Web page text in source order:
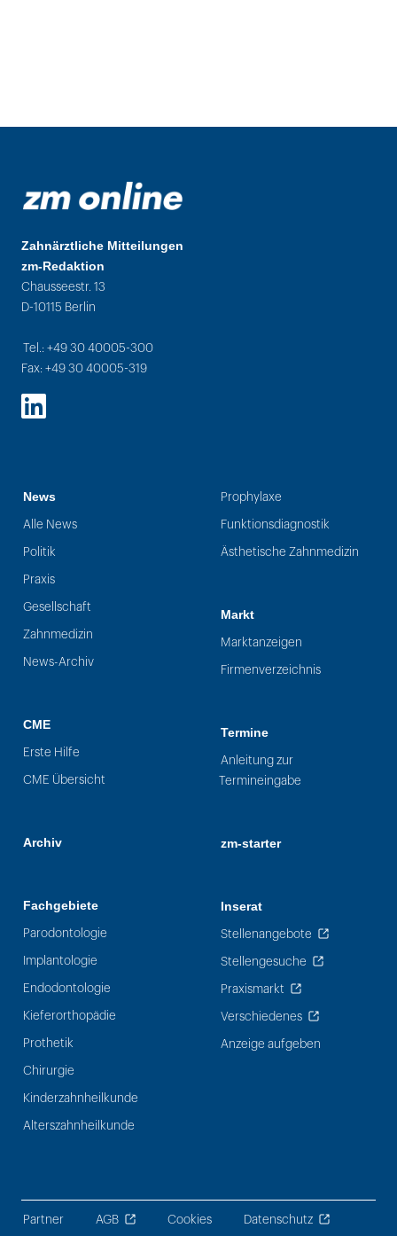
Zahnärztliche Mitteilungen
zm-Redaktion
Chausseestr. 13
D-10115 Berlin
Tel.: +49 30 40005-300
Fax: +49 30 40005-319
LinkedIn
News
Alle News
Politik
Praxis
Gesellschaft
Zahnmedizin
News-Archiv
CME
Erste Hilfe
CME Übersicht
Archiv
Fachgebiete
Parodontologie
Implantologie
Endodontologie
Kieferorthopädie
Prothetik
Chirurgie
Kinderzahnheilkunde
Alterszahnheilkunde
Prophylaxe
Funktionsdiagnostik
Ästhetische Zahnmedizin
Markt
Marktanzeigen
Firmenverzeichnis
Termine
Anleitung zur
Termineingabe
zm-starter
Inserat
Stellenangebote
Stellengesuche
Praxismarkt
Verschiedenes
Anzeige aufgeben
Partner AGB Cookies Datenschutz